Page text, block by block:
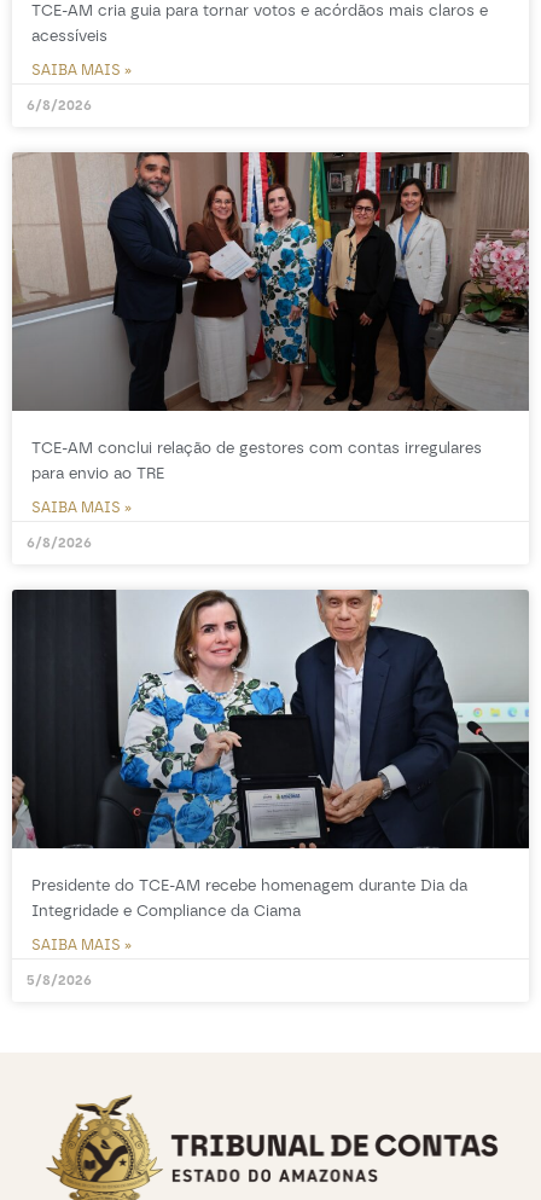
TCE-AM cria guia para tornar votos e acórdãos mais claros e
acessíveis
SAIBA MAIS »
6/8/2026
TCE-AM conclui relação de gestores com contas irregulares
para envio ao TRE
SAIBA MAIS »
6/8/2026
Presidente do TCE-AM recebe homenagem durante Dia da
Integridade e Compliance da Ciama
SAIBA MAIS »
5/8/2026